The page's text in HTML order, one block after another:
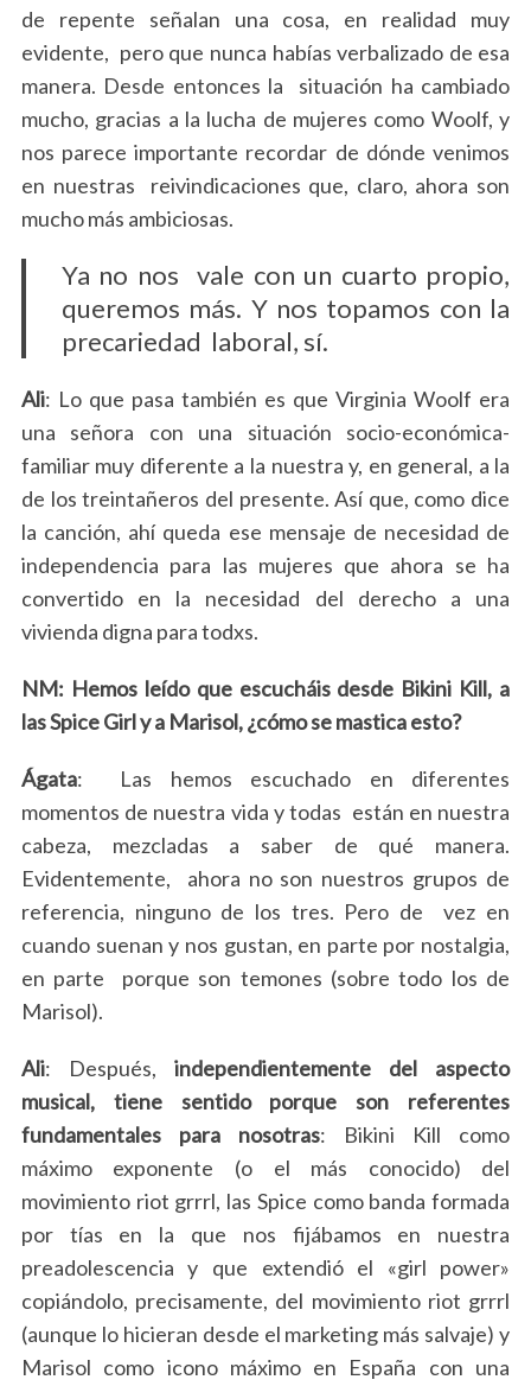
de repente señalan una cosa, en realidad muy
evidente, pero que nunca habías verbalizado de esa
manera. Desde entonces la situación ha cambiado
mucho, gracias a la lucha de mujeres como Woolf, y
nos parece importante recordar de dónde venimos
en nuestras reivindicaciones que, claro, ahora son
mucho más ambiciosas.
Ya no nos vale con un cuarto propio,
queremos más. Y nos topamos con la
precariedad laboral, sí.
Ali: Lo que pasa también es que Virginia Woolf era
una señora con una situación socio-económica-
familiar muy diferente a la nuestra y, en general, a la
de los treintañeros del presente. Así que, como dice
la canción, ahí queda ese mensaje de necesidad de
independencia para las mujeres que ahora se ha
convertido en la necesidad del derecho a una
vivienda digna para todxs.
NM: Hemos leído que escucháis desde Bikini Kill, a
las Spice Girl y a Marisol, ¿cómo se mastica esto?
Ágata: Las hemos escuchado en diferentes
momentos de nuestra vida y todas están en nuestra
cabeza, mezcladas a saber de qué manera.
Evidentemente, ahora no son nuestros grupos de
referencia, ninguno de los tres. Pero de vez en
cuando suenan y nos gustan, en parte por nostalgia,
en parte porque son temones (sobre todo los de
Marisol).
Ali: Después, independientemente del aspecto
musical, tiene sentido porque son referentes
fundamentales para nosotras: Bikini Kill como
máximo exponente (o el más conocido) del
movimiento riot grrrl, las Spice como banda formada
por tías en la que nos fijábamos en nuestra
preadolescencia y que extendió el «girl power»
copiándolo, precisamente, del movimiento riot grrrl
(aunque lo hicieran desde el marketing más salvaje) y
Marisol como icono máximo en España con una